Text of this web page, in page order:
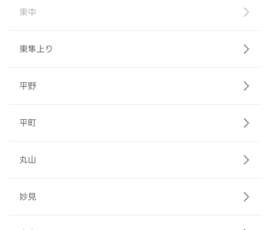
東中
東隼上り
平野
平町
丸山
妙見